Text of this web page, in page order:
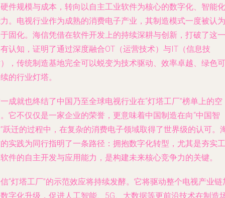
件规模与成本，转向以自主工业软件为核心的数字化、智能化
。电视行业作为成熟的消费电子产业，其制造模式一度被认为
固化。海信凭借在软件开发上的持续深耕与创新，打破了这一
认知，证明了通过深度融合OT（运营技术）与IT（信息技
，传统制造基地完全可以蜕变为技术驱动、效率卓越、绿色可
的行业灯塔。
成就也终结了中国乃至全球电视行业在“灯塔工厂”榜单上的空
它不仅仅是一家企业的荣誉，更意味着中国制造在向“中国智
跃迁的过程中，在复杂的消费电子领域取得了世界级的认可。
实践为同行指明了一条路径：拥抱数字化转型，尤其是夯实工
件的自主开发与应用能力，是构建未来核心竞争力的关键。
“灯塔工厂”的示范效应将持续发酵。它将驱动整个电视产业链
字化升级，促进人工智能、5G、大数据等更前沿技术在制造